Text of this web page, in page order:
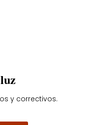
y correctivos.